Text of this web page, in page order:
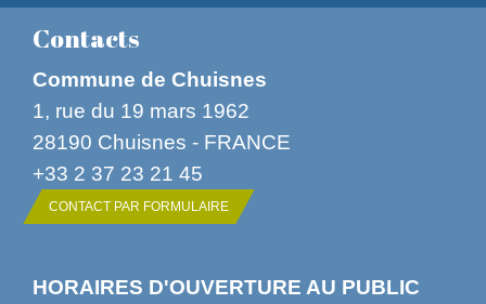
Contacts
Commune de Chuisnes
1, rue du 19 mars 1962
28190 Chuisnes - FRANCE
+33 2 37 23 21 45
CONTACT PAR FORMULAIRE
HORAIRES D'OUVERTURE AU PUBLIC